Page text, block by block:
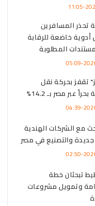
تحذر المسافرين
خاضعة للرقابة
المطلوبة
تقفز بحركة نقل
عبر مصر بـ 14.2%
مع الشركات الهندية
والتصنيع في مصر
تبحثان خطة
وتمويل مشروعات